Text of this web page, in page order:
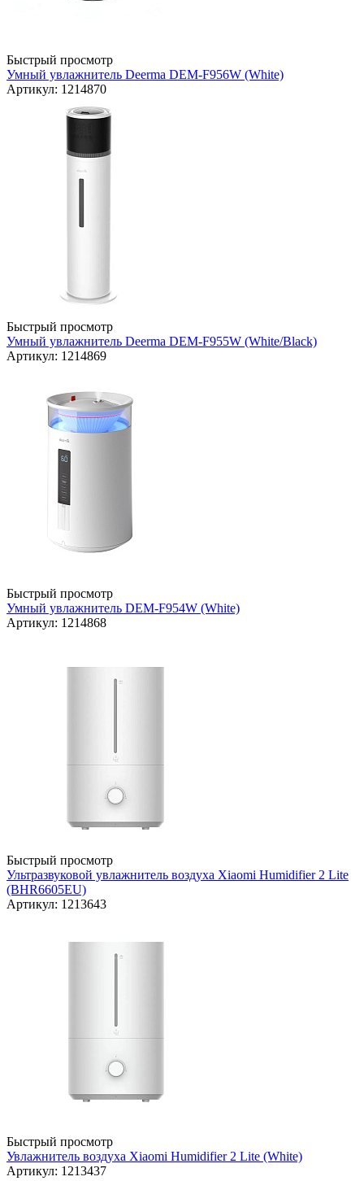
Быстрый просмотр
Умный увлажнитель Deerma DEM-F956W (White)
Артикул: 1214870
Быстрый просмотр
Умный увлажнитель Deerma DEM-F955W (White/Black)
Артикул: 1214869
Быстрый просмотр
Умный увлажнитель DEM-F954W (White)
Артикул: 1214868
Быстрый просмотр
Ультразвуковой увлажнитель воздуха Xiaomi Humidifier 2 Lite
(BHR6605EU)
Артикул: 1213643
Быстрый просмотр
Увлажнитель воздуха Xiaomi Humidifier 2 Lite (White)
Артикул: 1213437